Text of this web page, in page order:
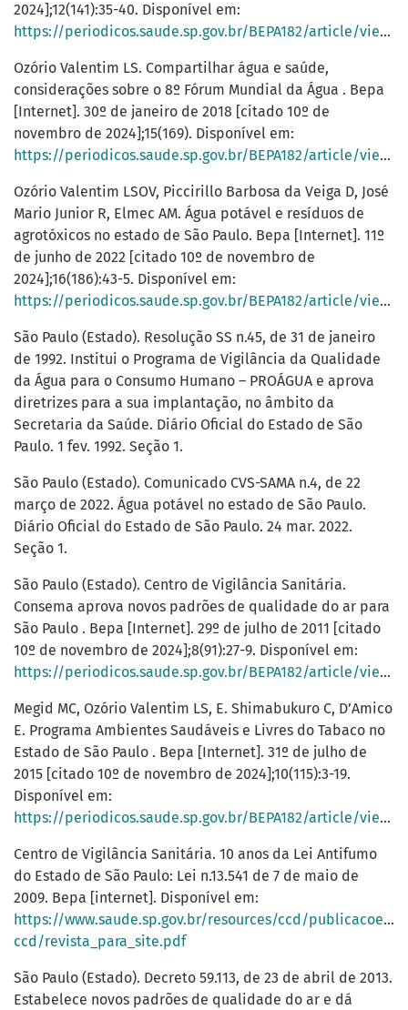
2024];12(141):35-40. Disponível em:
https://periodicos.saude.sp.gov.br/BEPA182/article/view/38157
Ozório Valentim LS. Compartilhar água e saúde,
considerações sobre o 8º Fórum Mundial da Água . Bepa
[Internet]. 30º de janeiro de 2018 [citado 10º de
novembro de 2024];15(169). Disponível em:
https://periodicos.saude.sp.gov.br/BEPA182/article/view/37793
Ozório Valentim LSOV, Piccirillo Barbosa da Veiga D, José
Mario Junior R, Elmec AM. Água potável e resíduos de
agrotóxicos no estado de São Paulo. Bepa [Internet]. 11º
de junho de 2022 [citado 10º de novembro de
2024];16(186):43-5. Disponível em:
https://periodicos.saude.sp.gov.br/BEPA182/article/view/37670
São Paulo (Estado). Resolução SS n.45, de 31 de janeiro
de 1992. Institui o Programa de Vigilância da Qualidade
da Água para o Consumo Humano – PROÁGUA e aprova
diretrizes para a sua implantação, no âmbito da
Secretaria da Saúde. Diário Oficial do Estado de São
Paulo. 1 fev. 1992. Seção 1.
São Paulo (Estado). Comunicado CVS-SAMA n.4, de 22
março de 2022. Água potável no estado de São Paulo.
Diário Oficial do Estado de São Paulo. 24 mar. 2022.
Seção 1.
São Paulo (Estado). Centro de Vigilância Sanitária.
Consema aprova novos padrões de qualidade do ar para
São Paulo . Bepa [Internet]. 29º de julho de 2011 [citado
10º de novembro de 2024];8(91):27-9. Disponível em:
https://periodicos.saude.sp.gov.br/BEPA182/article/view/38431
Megid MC, Ozório Valentim LS, E. Shimabukuro C, D’Amico
E. Programa Ambientes Saudáveis e Livres do Tabaco no
Estado de São Paulo . Bepa [Internet]. 31º de julho de
2015 [citado 10º de novembro de 2024];10(115):3-19.
Disponível em:
https://periodicos.saude.sp.gov.br/BEPA182/article/view/38291
Centro de Vigilância Sanitária. 10 anos da Lei Antifumo
do Estado de São Paulo: Lei n.13.541 de 7 de maio de
2009. Bepa [internet]. Disponível em:
https://www.saude.sp.gov.br/resources/ccd/publicacoes/
ccd/revista_para_site.pdf
São Paulo (Estado). Decreto 59.113, de 23 de abril de 2013.
Estabelece novos padrões de qualidade do ar e dá